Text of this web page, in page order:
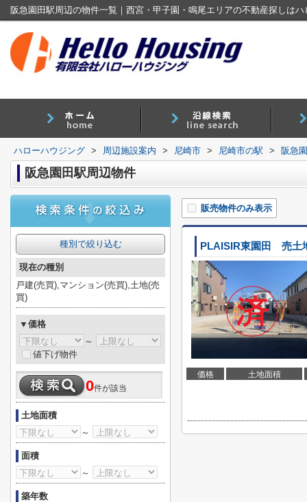
阪急園田駅周辺の物件一覧｜西宮・甲子園・鳴尾エリアの不動産探しは
ハローハウジング > 周辺施設案内 > 尼崎市 > 尼崎市の駅 > 阪急
阪急園田駅周辺物件
販売物件のみ表示
PLAISIR東園田 売土
価格 土地面積
種別で絞り込む
現在の種別
戸建(売買),マンション(売買),土地(売
買)
▼価格
～
値下げ物件
0件が該当
土地面積
～
面積
～
築年数